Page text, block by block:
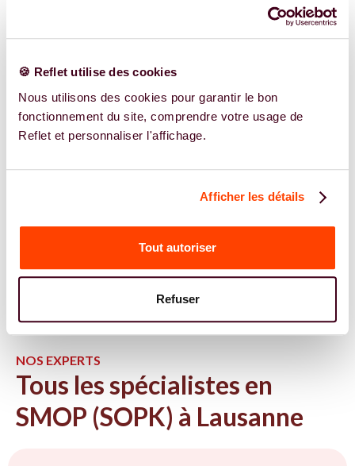
🍪 Reflet utilise des cookies
Nous utilisons des cookies pour garantir le bon
fonctionnement du site, comprendre votre usage de
Reflet et personnaliser l'affichage.
Afficher les détails
Tout autoriser
Refuser
NOS EXPERTS
Tous les spécialistes en
SMOP (SOPK) à Lausanne